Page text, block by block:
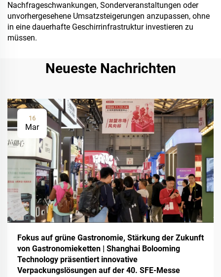
Nachfrageschwankungen, Sonderveranstaltungen oder
unvorhergesehene Umsatzsteigerungen anzupassen, ohne
in eine dauerhafte Geschirrinfrastruktur investieren zu
müssen.
Neueste Nachrichten
16
Mar
Fokus auf grüne Gastronomie, Stärkung der Zukunft
von Gastronomieketten | Shanghai Bolooming
Technology präsentiert innovative
Verpackungslösungen auf der 40. SFE-Messe